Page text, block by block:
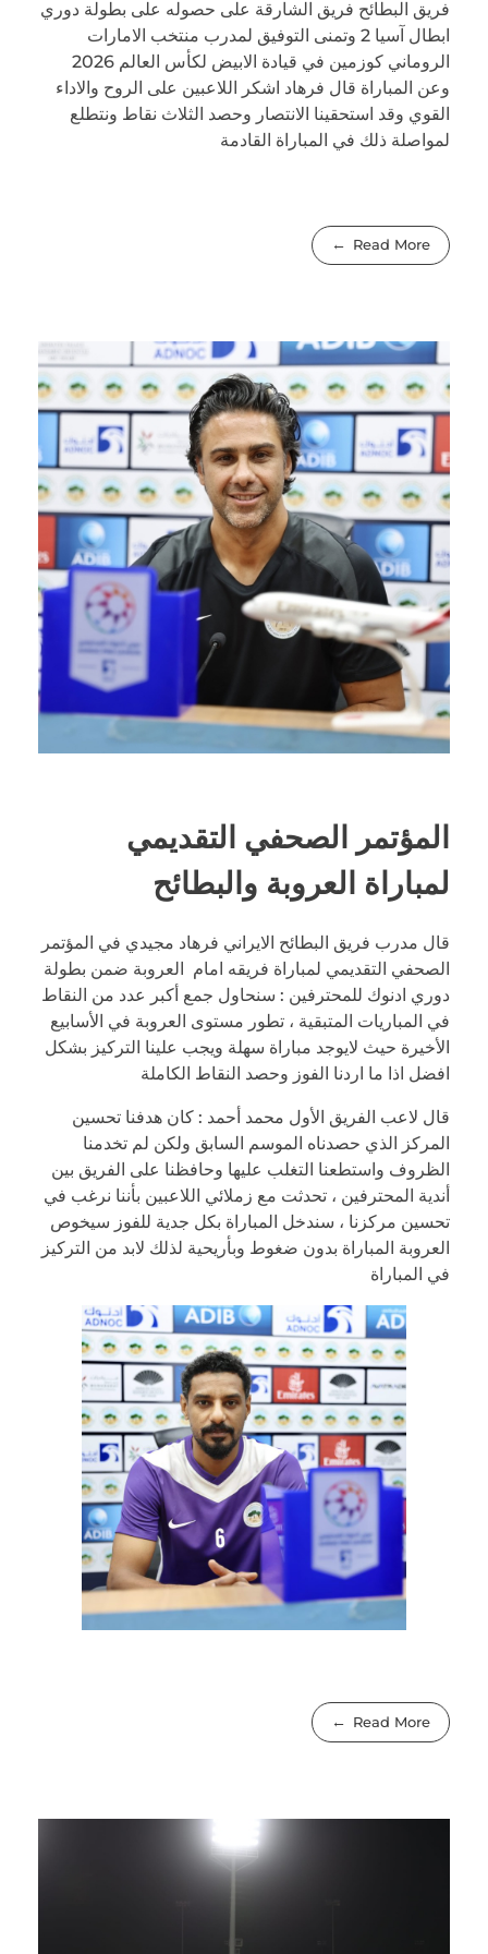
فريق البطائح فريق الشارقة على حصوله على بطولة دوري
ابطال آسيا 2 وتمنى التوفيق لمدرب منتخب الامارات
الروماني كوزمين في قيادة الابيض لكأس العالم 2026
وعن المباراة قال فرهاد اشكر اللاعبين على الروح والاداء
القوي وقد استحقينا الانتصار وحصد الثلاث نقاط ونتطلع
لمواصلة ذلك في المباراة القادمة
Read More
المؤتمر الصحفي التقديمي
لمباراة العروبة والبطائح
قال مدرب فريق البطائح الايراني فرهاد مجيدي في المؤتمر
الصحفي التقديمي لمباراة فريقه امام العروبة ضمن بطولة
دوري ادنوك للمحترفين : سنحاول جمع أكبر عدد من النقاط
في المباريات المتبقية ، تطور مستوى العروبة في الأسابيع
الأخيرة حيث لايوجد مباراة سهلة ويجب علينا التركيز بشكل
افضل اذا ما اردنا الفوز وحصد النقاط الكاملة
قال لاعب الفريق الأول محمد أحمد : كان هدفنا تحسين
المركز الذي حصدناه الموسم السابق ولكن لم تخدمنا
الظروف واستطعنا التغلب عليها وحافظنا على الفريق بين
أندية المحترفين ، تحدثت مع زملائي اللاعبين بأننا نرغب في
تحسين مركزنا ، سندخل المباراة بكل جدية للفوز سيخوص
العروبة المباراة بدون ضغوط وبأريحية لذلك لابد من التركيز
في المباراة
Read More